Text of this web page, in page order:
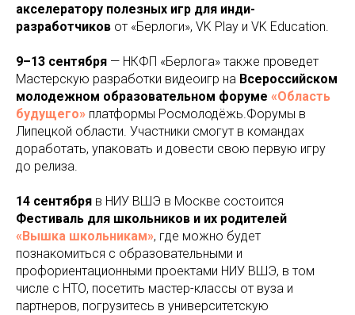
акселератору полезных игр для инди-
разработчиков от «Берлоги», VK Play и VK Education.
9–13 сентября — НКФП «Берлога» также проведет
Мастерскую разработки видеоигр на Всероссийском
молодежном образовательном форуме «Область
будущего» платформы Росмолодёжь.Форумы в
Липецкой области. Участники смогут в командах
доработать, упаковать и довести свою первую игру
до релиза.
14 сентября в НИУ ВШЭ в Москве состоится
Фестиваль для школьников и их родителей
«Вышка школьникам», где можно будет
познакомиться с образовательными и
профориентационными проектами НИУ ВШЭ, в том
числе с НТО, посетить мастер-классы от вуза и
партнеров, погрузитесь в университетскую